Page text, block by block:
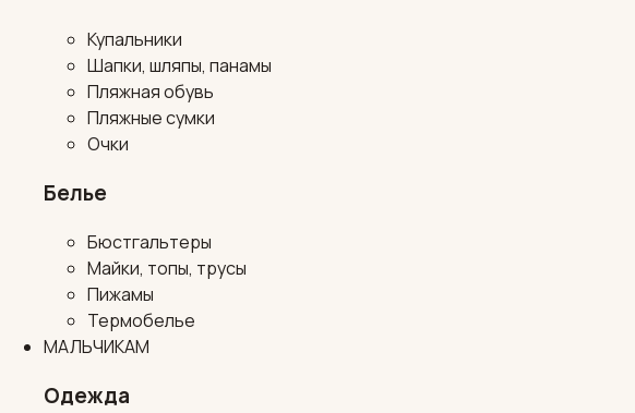
Купальники
Шапки, шляпы, панамы
Пляжная обувь
Пляжные сумки
Очки
Белье
Бюстгальтеры
Майки, топы, трусы
Пижамы
Термобелье
МАЛЬЧИКАМ
Одежда